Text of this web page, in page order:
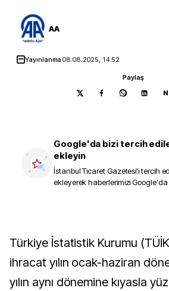
AA
Yayınlanma08.08.2025, 14:52
Paylaş
N
Google'da bizi tercih
ekleyin
İstanbul Ticaret Gazetesi'i tercih
ekleyerek haberlerimizi Google'da
Türkiye İstatistik Kurumu (TÜİK) verilerine göre,
ihracat yılın ocak-haziran
yılın aynı dönemine kıyasla